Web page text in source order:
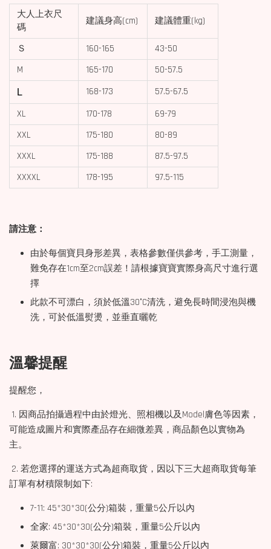
大人上衣尺
碼
建議身高(cm) 建議體重(kg)
Ｓ 160-165
43-50
M
165-170 50-57.5
L 168-173
57.5-67.5
XL
170-178
69-79
XXL
175-180
80-89
XXXL
175-188
87.5-97.5
XXXXL
178-195 97.5-115
請注意：
由於每個寶貝身形差異，表格參數僅供參考，手工測量，
難免存在1cm至2cm誤差！請根據寶寶實際身高尺寸進行選
擇
此款不可漂白，須於低溫30°C清洗，避免長時間浸泡與機
洗，可於低溫熨燙，並垂直曬乾
溫馨提醒
提醒您，
1. 因商品拍攝過程中由於燈光、照相機以及Model膚色等因素，
可能造成圖片和實際產品存在細微差異，商品顏色以實物為
主。
2. 若您選擇的運送方式為超商取貨，因以下三大超商取貨每筆
訂單有材積限制如下:
7-11: 45*30*30(公分)箱裝，重量5公斤以內
全家: 45*30*30(公分)箱裝，重量5公斤以內
萊爾富: 30*30*30(公分)箱裝，重量5公斤以內